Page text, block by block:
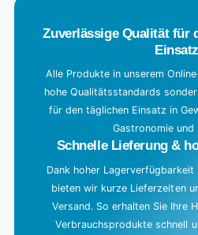
Zuverlässige Qualität für
Einsatz
Alle Produkte in unserem
hohe Qualitätsstandards
für den täglichen Einsatz in
Gastronomie und
Schnelle Lieferung &
Dank hoher
bieten wir kurze Lieferzeiten
Versand. So erhalten Sie Ihre
Verbrauchsprodukte schnell